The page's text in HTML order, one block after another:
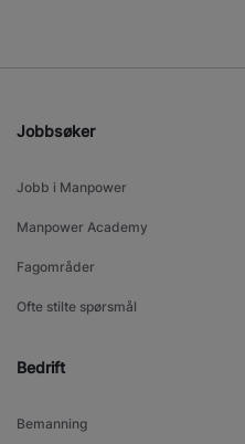
Jobbsøker
Jobb i Manpower
Manpower Academy
Fagområder
Ofte stilte spørsmål
Bedrift
Bemanning